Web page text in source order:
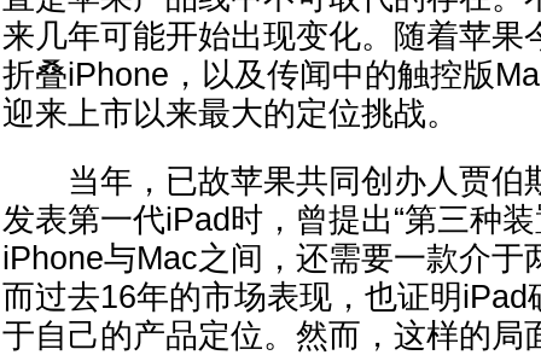
来几年可能开始出现变化。随着苹果
折叠iPhone，以及传闻中的触控版
迎来上市以来最大的定位挑战。
当年，已故苹果共同创办人贾伯
发表第一代iPad时，曾提出“第三种
iPhone与Mac之间，还需要一款介于
而过去16年的市场表现，也证明iPad
于自己的产品定位。然而，这样的局